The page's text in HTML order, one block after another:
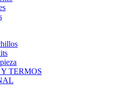
TERMOS